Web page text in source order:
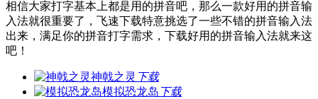
相信大家打字基本上都是用的拼音吧，那么一款好用的拼音输
入法就很重要了，飞速下载特意挑选了一些不错的拼音输入法
出来，满足你的拼音打字需求，下载好用的拼音输入法就来这
吧！
神戟之灵 下载
模拟恐龙岛 下载